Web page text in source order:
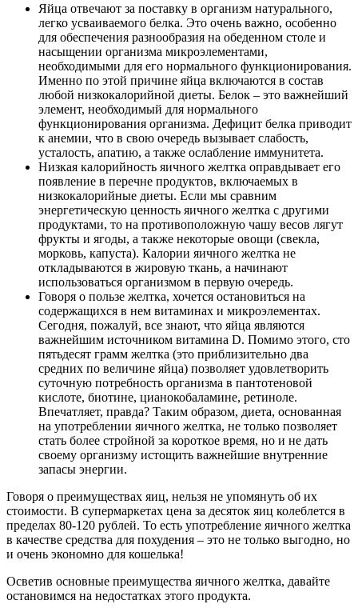
Яйца отвечают за поставку в организм натурального,
легко усваиваемого белка. Это очень важно, особенно
для обеспечения разнообразия на обеденном столе и
насыщении организма микроэлементами,
необходимыми для его нормального функционирования.
Именно по этой причине яйца включаются в состав
любой низкокалорийной диеты. Белок – это важнейший
элемент, необходимый для нормального
функционирования организма. Дефицит белка приводит
к анемии, что в свою очередь вызывает слабость,
усталость, апатию, а также ослабление иммунитета.
Низкая калорийность яичного желтка оправдывает его
появление в перечне продуктов, включаемых в
низкокалорийные диеты. Если мы сравним
энергетическую ценность яичного желтка с другими
продуктами, то на противоположную чашу весов лягут
фрукты и ягоды, а также некоторые овощи (свекла,
морковь, капуста). Калории яичного желтка не
откладываются в жировую ткань, а начинают
использоваться организмом в первую очередь.
Говоря о пользе желтка, хочется остановиться на
содержащихся в нем витаминах и микроэлементах.
Сегодня, пожалуй, все знают, что яйца являются
важнейшим источником витамина D. Помимо этого, сто
пятьдесят грамм желтка (это приблизительно два
средних по величине яйца) позволяет удовлетворить
суточную потребность организма в пантотеновой
кислоте, биотине, цианокобаламине, ретиноле.
Впечатляет, правда? Таким образом, диета, основанная
на употреблении яичного желтка, не только позволяет
стать более стройной за короткое время, но и не дать
своему организму истощить важнейшие внутренние
запасы энергии.
Говоря о преимуществах яиц, нельзя не упомянуть об их
стоимости. В супермаркетах цена за десяток яиц колеблется в
пределах 80-120 рублей. То есть употребление яичного желтка
в качестве средства для похудения – это не только выгодно, но
и очень экономно для кошелька!
Осветив основные преимущества яичного желтка, давайте
остановимся на недостатках этого продукта.